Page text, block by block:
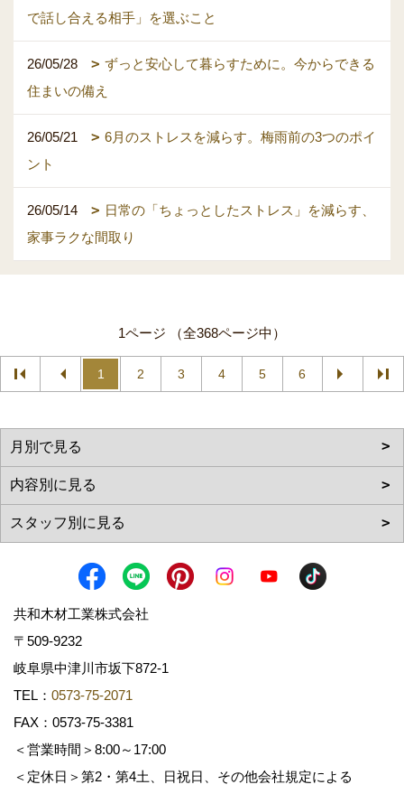
で話し合える相手」を選ぶこと
26/05/28
ずっと安心して暮らすために。今からできる
住まいの備え
26/05/21
6月のストレスを減らす。梅雨前の3つのポイ
ント
26/05/14
日常の「ちょっとしたストレス」を減らす、
家事ラクな間取り
1ページ （全368ページ中）
1 2 3 4 5 6
共和木材工業株式会社
〒509-9232
岐阜県中津川市坂下872‐1
TEL： 0573-75-2071
FAX：0573-75-3381
＜営業時間＞8:00～17:00
＜定休日＞第2・第4土、日祝日、その他会社規定による